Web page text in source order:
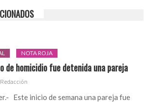
NOTA ROJA
de homicidio fue detenida una pareja
Este inicio de semana una pareja fue